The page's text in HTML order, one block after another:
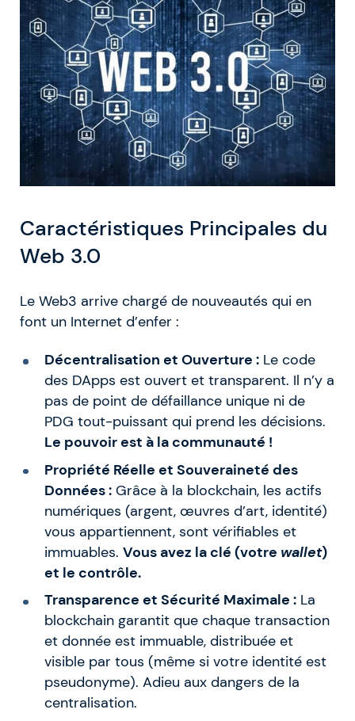
Caractéristiques Principales du
Web 3.0
Le Web3 arrive chargé de nouveautés qui en
font un Internet d’enfer :
Décentralisation et Ouverture :Le code
des DApps est ouvert et transparent. Il n’y a
pas de point de défaillance unique ni de
PDG tout-puissant qui prend les décisions.
Le pouvoir est à la communauté !
Propriété Réelle et Souveraineté des
Données :Grâce à la blockchain, les actifs
numériques (argent, œuvres d’art, identité)
vous appartiennent, sont vérifiables et
immuables. Vous avez la clé (votre wallet)
et le contrôle.
Transparence et Sécurité Maximale :La
blockchain garantit que chaque transaction
et donnée est immuable, distribuée et
visible par tous (même si votre identité est
pseudonyme). Adieu aux dangers de la
centralisation.